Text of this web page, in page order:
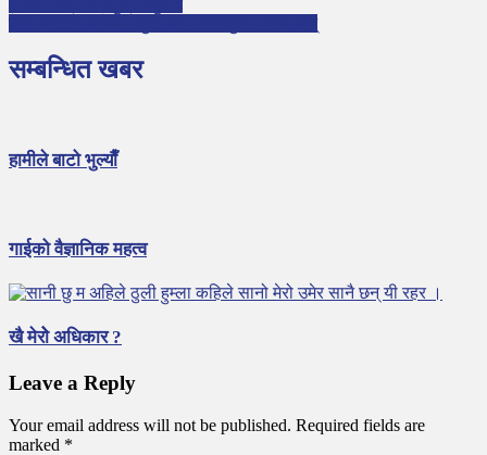
सम्बन्धित खबर
हामीले बाटो भुल्याैँ
गाईको वैज्ञानिक महत्व
खै मेरोे अधिकार ?
Leave a Reply
Your email address will not be published. Required fields are
marked *